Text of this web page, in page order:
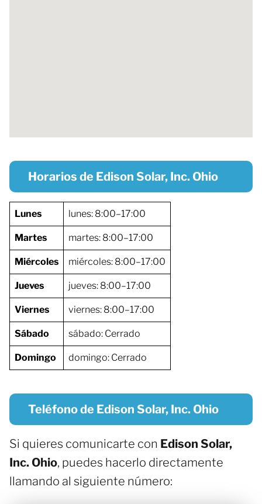
Horarios de Edison Solar, Inc. Ohio
Lunes lunes: 8:00–17:00
Martes martes: 8:00–17:00
Miércoles miércoles: 8:00–17:00
Jueves jueves: 8:00–17:00
Viernes viernes: 8:00–17:00
Sábado sábado: Cerrado
Domingo domingo: Cerrado
Teléfono de Edison Solar, Inc. Ohio
Si quieres comunicarte con Edison Solar,
Inc. Ohio, puedes hacerlo directamente
llamando al siguiente número: